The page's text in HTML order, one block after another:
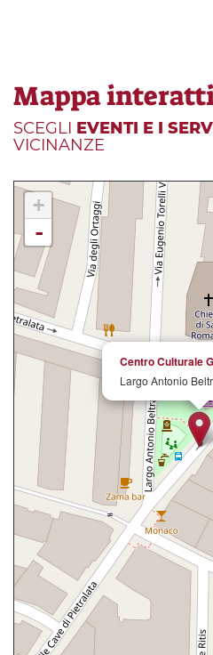
Mappa
SCEGLI EVENTI E I
VICINANZE
Centro Culturale
Largo Antonio
+
-